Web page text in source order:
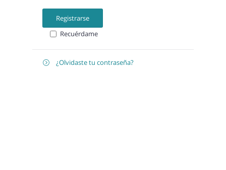
Registrarse
Recuérdame
 ¿Olvidaste tu contraseña?